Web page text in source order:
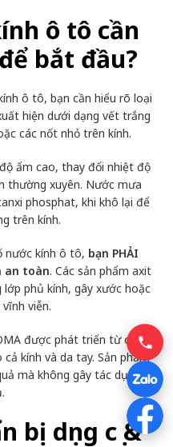
ô tô cần
bắt đầu?
ô tô, bạn cần hiểu rõ loại
hiện dưới dạng vết trắng
các nốt nhỏ trên kính.
ẩm cao, thay đổi nhiệt độ
thường xuyên. Nước mưa
phosphat, khi khô lại để
trên kính.
nước kính ô tô, bạn PHẢI
an toàn. Các sản phẩm axit
phủ kính, gây xước hoặc
viễn.
được phát triển từ công
kính và da tay. Sản phẩm
mà không gây tác dụng
bị dụng cụ &